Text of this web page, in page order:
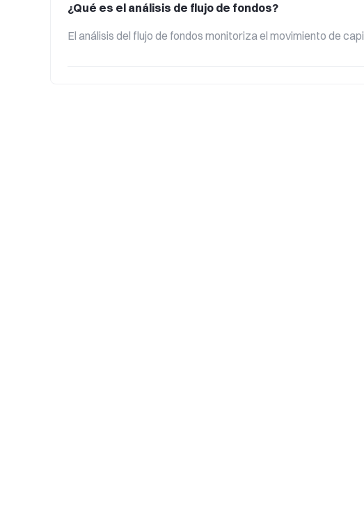
¿Qué es el análisis de flujo de fondos?
El análisis del flujo de fondos monitoriza el movimiento de